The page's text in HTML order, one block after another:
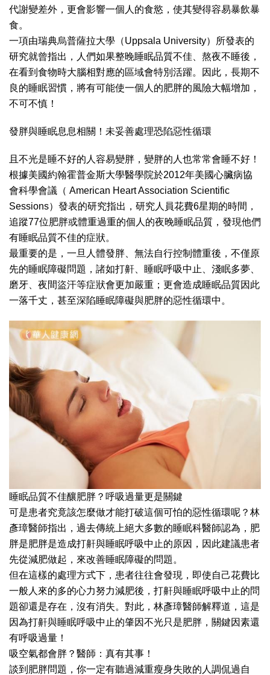
代謝變差外，更會影響一個人的食慾，使其變得容易暴飲暴
食。
一項由瑞典烏普薩拉大學（Uppsala University）所發表的
研究就曾指出，人們如果整晚睡眠品質不佳、熬夜不睡後，
在看到食物時大腦相對應的區域會特別活躍。因此，長期不
良的睡眠習慣，將有可能使一個人的肥胖的風險大幅增加，
不可不慎！
發胖與睡眠息息相關！未妥善處理恐陷惡性循環
且不光是睡不好的人容易變胖，變胖的人也常常會睡不好！
根據美國約翰霍普金斯大學醫學院於2012年美國心臟病協
會科學會議（ American Heart Association Scientific
Sessions）發表的研究指出，研究人員花費6星期的時間，
追蹤77位肥胖或體重過重的個人的夜晚睡眠品質，發現他們
有睡眠品質不佳的症狀。
最重要的是，一旦人體發胖、無法自行控制體重後，不僅原
先的睡眠障礙問題，諸如打鼾、睡眠呼吸中止、淺眠多夢、
磨牙、夜間盜汗等症狀會更加嚴重；更會造成睡眠品質因此
一落千丈，甚至深陷睡眠障礙與肥胖的惡性循環中。
睡眠品質不佳釀肥胖？呼吸過量更是關鍵
可是患者究竟該怎麼做才能打破這個可怕的惡性循環呢？林
彥璋醫師指出，過去傳統上絕大多數的睡眠科醫師認為，肥
胖是肥胖是造成打鼾與睡眠呼吸中止的原因，因此建議患者
先從減肥做起，來改善睡眠障礙的問題。
但在這樣的處理方式下，患者往往會發現，即使自己花費比
一般人來的多的心力努力減肥後，打鼾與睡眠呼吸中止的問
題卻還是存在，沒有消失。對此，林彥璋醫師解釋道，這是
因為打鼾與睡眠呼吸中止的肇因不光只是肥胖，關鍵因素還
有呼吸過量！
吸空氣都會胖？醫師：真有其事！
談到肥胖問題，你一定有聽過減重瘦身失敗的人調侃過自